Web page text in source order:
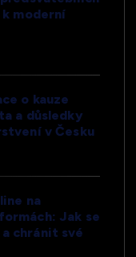
moderní
o kauze
a důsledky
v Česku
na
Jak se
chránit své